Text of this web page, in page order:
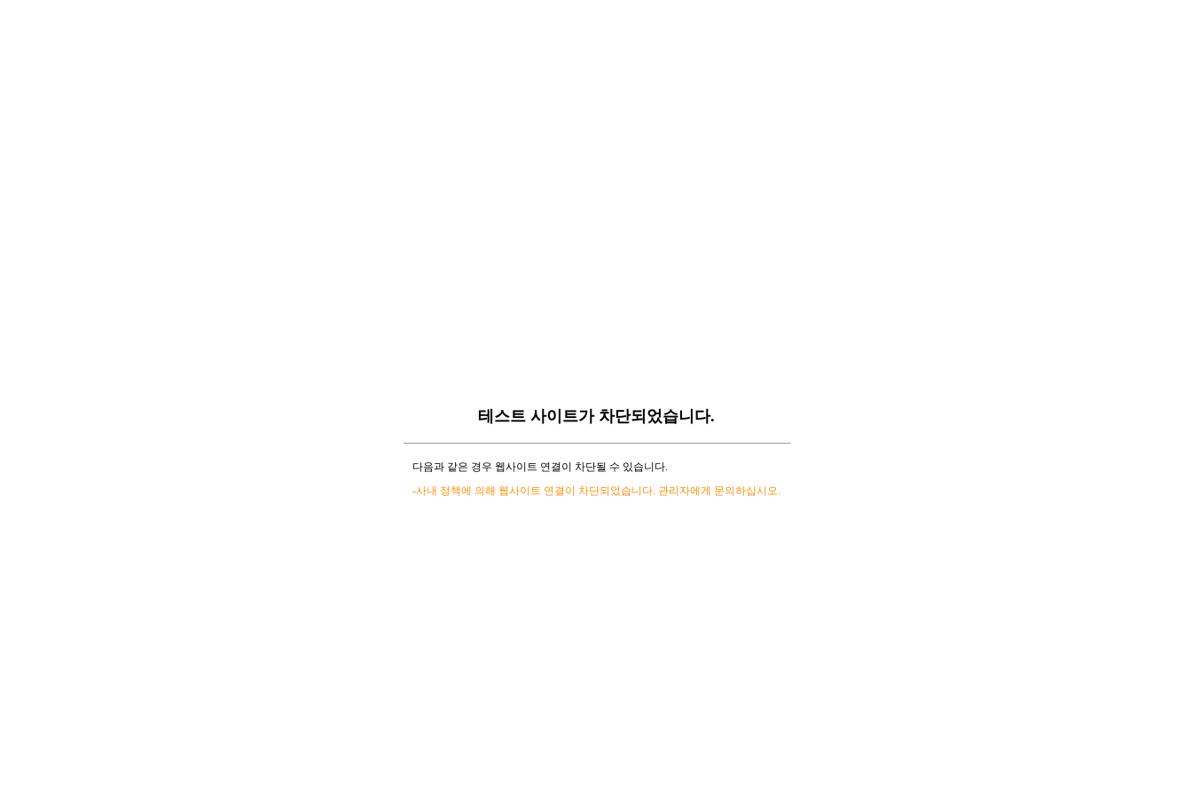
테스트 사이트가 차단되었습니다.
다음과 같은 경우 웹사이트 연결이 차단될 수 있습니다.
-사내 정책에 의해 웹사이트 연결이 차단되었습니다. 관리자에게 문의하십시오.